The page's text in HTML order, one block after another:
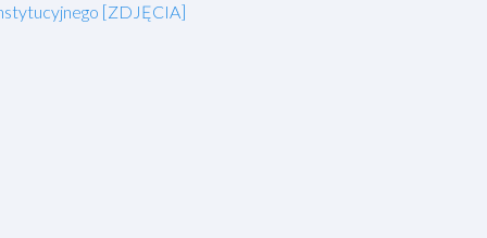
[ZDJĘCIA]